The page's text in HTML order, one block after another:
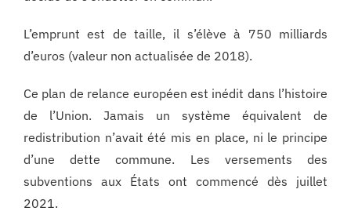
L’emprunt est de taille, il s’élève à 750 milliards
d’euros (valeur non actualisée de 2018).
Ce plan de relance européen est inédit dans l’histoire
de l’Union. Jamais un système équivalent de
redistribution n’avait été mis en place, ni le principe
d’une dette commune. Les versements des
subventions aux États ont commencé dès juillet
2021.